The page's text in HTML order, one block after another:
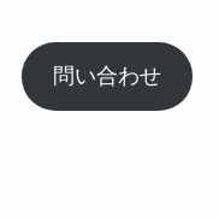
問い合わせ